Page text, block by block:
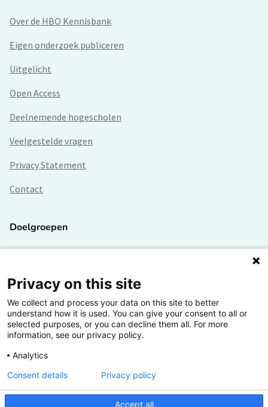
Over de HBO Kennisbank
Eigen onderzoek publiceren
Uitgelicht
Open Access
Deelnemende hogescholen
Veelgestelde vragen
Privacy Statement
Contact
Doelgroepen
Lectoren en onderzoekers
Bedrijven
Hogescholen
De grootste kennisbank van het HBO
Privacy on this site
We collect and process your data on this site to better
understand how it is used. You can give your consent to all or
selected purposes, or you can decline them all. For more
information, see our privacy policy.
Analytics
Accept all
Consent details Privacy policy